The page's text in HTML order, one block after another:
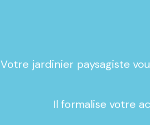
Votre jardinier paysagiste
Il formalise votre